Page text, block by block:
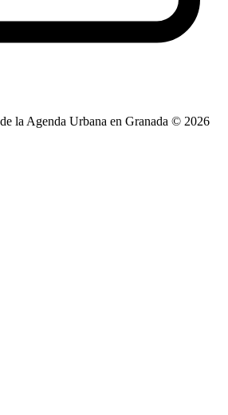
la Agenda Urbana en Granada © 2026